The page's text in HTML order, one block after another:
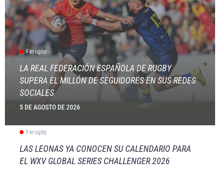
Ferugby
LA REAL FEDERACIÓN ESPAÑOLA DE RUGBY
SUPERA EL MILLÓN DE SEGUIDORES EN SUS REDES
SOCIALES
5 DE AGOSTO DE 2026
Ferugby
LAS LEONAS YA CONOCEN SU CALENDARIO PARA
EL WXV GLOBAL SERIES CHALLENGER 2026